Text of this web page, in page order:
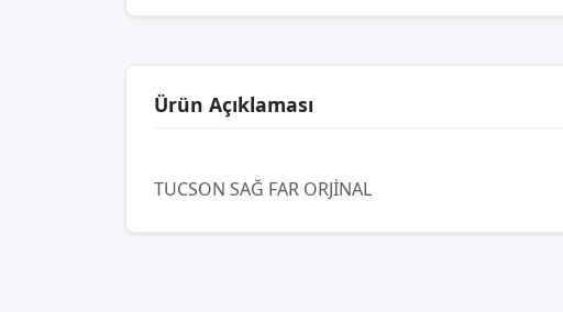
Ürün Açıklaması
TUCSON SAĞ FAR ORJİNAL